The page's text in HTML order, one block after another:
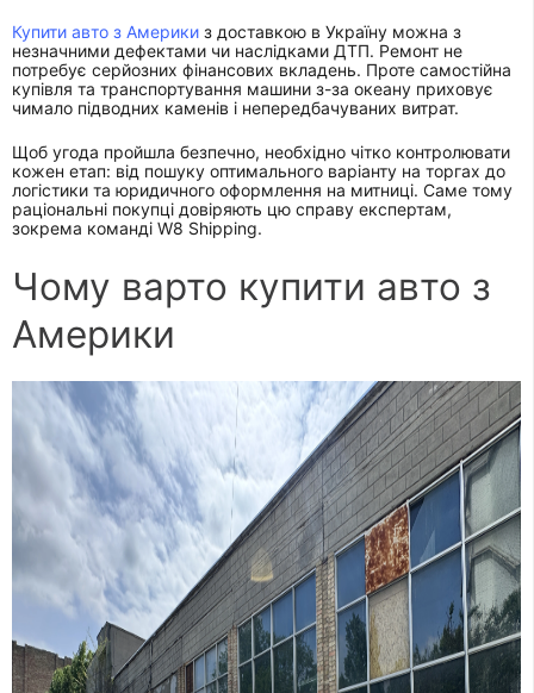
Купити авто з Америки з доставкою в Україну можна з
незначними дефектами чи наслідками ДТП. Ремонт не
потребує серйозних фінансових вкладень. Проте самостійна
купівля та транспортування машини з-за океану приховує
чимало підводних каменів і непередбачуваних витрат.
Щоб угода пройшла безпечно, необхідно чітко контролювати
кожен етап: від пошуку оптимального варіанту на торгах до
логістики та юридичного оформлення на митниці. Саме тому
раціональні покупці довіряють цю справу експертам,
зокрема команді W8 Shipping.
Чому варто купити авто з
Америки